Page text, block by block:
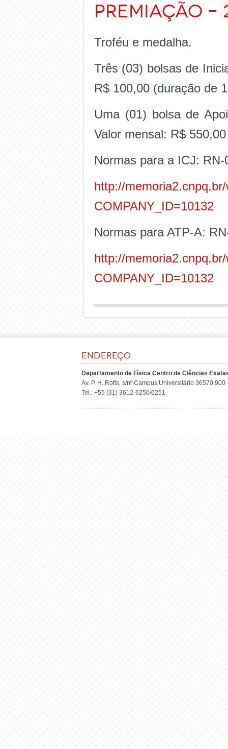
Premiação –
Troféu e medalha.
Três (03) bolsas de
R$ 100,00 (duração de
Uma (01) bolsa de
Valor mensal: R$
Normas para a ICJ: RN-
http://
COMPANY_ID=10132
Normas para ATP-A:
http://
COMPANY_ID=10132
Endereço
Departamento de Física Centro de Ciências
Av. P. H. Rofls, s/nº Campus Universitário
Tel.: +55 (31) 3612-6250/6251